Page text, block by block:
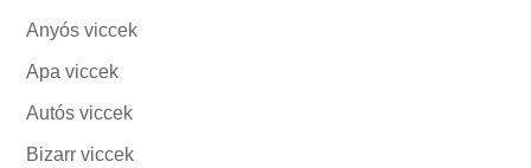
Anyós viccek
Apa viccek
Autós viccek
Bizarr viccek